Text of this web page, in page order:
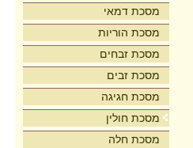
מסכת דמאי
מסכת הוריות
מסכת זבחים
מסכת זבים
מסכת חגיגה
מסכת חולין
מסכת חלה